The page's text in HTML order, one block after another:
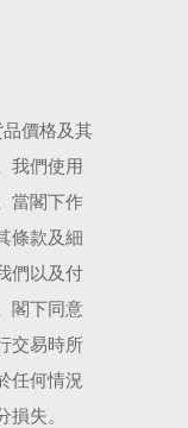
價格及其
我們使用
當閣下作
條款及細
們以及付
閣下同意
交易時所
任何情況
失。